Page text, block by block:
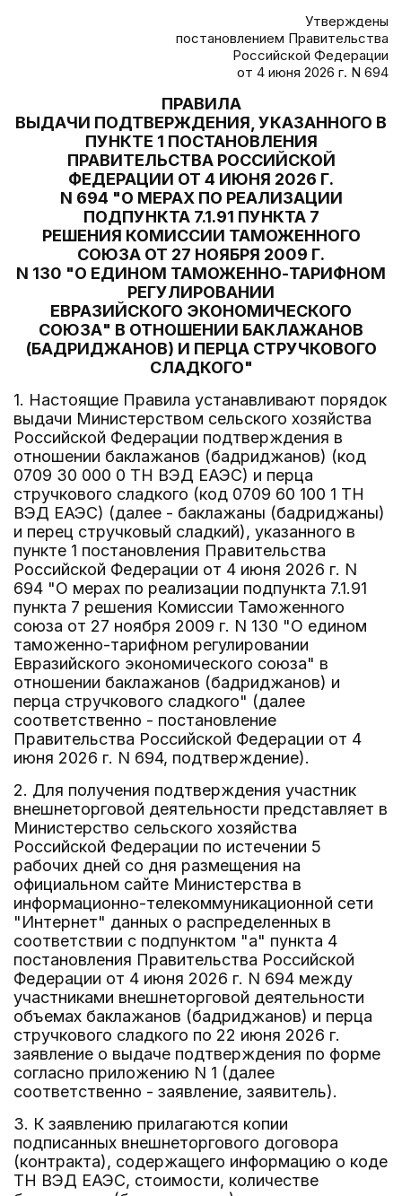
Утверждены
постановлением Правительства
Российской Федерации
от 4 июня 2026 г. N 694
ПРАВИЛА
ВЫДАЧИ ПОДТВЕРЖДЕНИЯ, УКАЗАННОГО В
ПУНКТЕ 1 ПОСТАНОВЛЕНИЯ
ПРАВИТЕЛЬСТВА РОССИЙСКОЙ
ФЕДЕРАЦИИ ОТ 4 ИЮНЯ 2026 Г.
N 694 "О МЕРАХ ПО РЕАЛИЗАЦИИ
ПОДПУНКТА 7.1.91 ПУНКТА 7
РЕШЕНИЯ КОМИССИИ ТАМОЖЕННОГО
СОЮЗА ОТ 27 НОЯБРЯ 2009 Г.
N 130 "О ЕДИНОМ ТАМОЖЕННО-ТАРИФНОМ
РЕГУЛИРОВАНИИ
ЕВРАЗИЙСКОГО ЭКОНОМИЧЕСКОГО
СОЮЗА" В ОТНОШЕНИИ БАКЛАЖАНОВ
(БАДРИДЖАНОВ) И ПЕРЦА СТРУЧКОВОГО
СЛАДКОГО"
1. Настоящие Правила устанавливают порядок
выдачи Министерством сельского хозяйства
Российской Федерации подтверждения в
отношении баклажанов (бадриджанов) (код
0709 30 000 0 ТН ВЭД ЕАЭС) и перца
стручкового сладкого (код 0709 60 100 1 ТН
ВЭД ЕАЭС) (далее - баклажаны (бадриджаны)
и перец стручковый сладкий), указанного в
пункте 1 постановления Правительства
Российской Федерации от 4 июня 2026 г. N
694 "О мерах по реализации подпункта 7.1.91
пункта 7 решения Комиссии Таможенного
союза от 27 ноября 2009 г. N 130 "О едином
таможенно-тарифном регулировании
Евразийского экономического союза" в
отношении баклажанов (бадриджанов) и
перца стручкового сладкого" (далее
соответственно - постановление
Правительства Российской Федерации от 4
июня 2026 г. N 694, подтверждение).
2. Для получения подтверждения участник
внешнеторговой деятельности представляет в
Министерство сельского хозяйства
Российской Федерации по истечении 5
рабочих дней со дня размещения на
официальном сайте Министерства в
информационно-телекоммуникационной сети
"Интернет" данных о распределенных в
соответствии с подпунктом "а" пункта 4
постановления Правительства Российской
Федерации от 4 июня 2026 г. N 694 между
участниками внешнеторговой деятельности
объемах баклажанов (бадриджанов) и перца
стручкового сладкого по 22 июня 2026 г.
заявление о выдаче подтверждения по форме
согласно приложению N 1 (далее
соответственно - заявление, заявитель).
3. К заявлению прилагаются копии
подписанных внешнеторгового договора
(контракта), содержащего информацию о коде
ТН ВЭД ЕАЭС, стоимости, количестве